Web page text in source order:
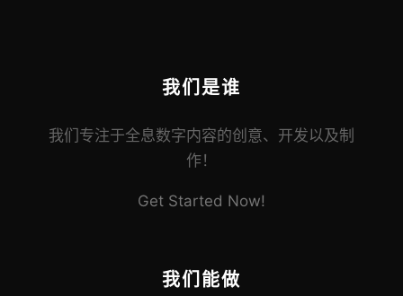
我们是谁
我们专注于全息数字内容的创意、开发以及制
作！
Get Started Now!
我们能做